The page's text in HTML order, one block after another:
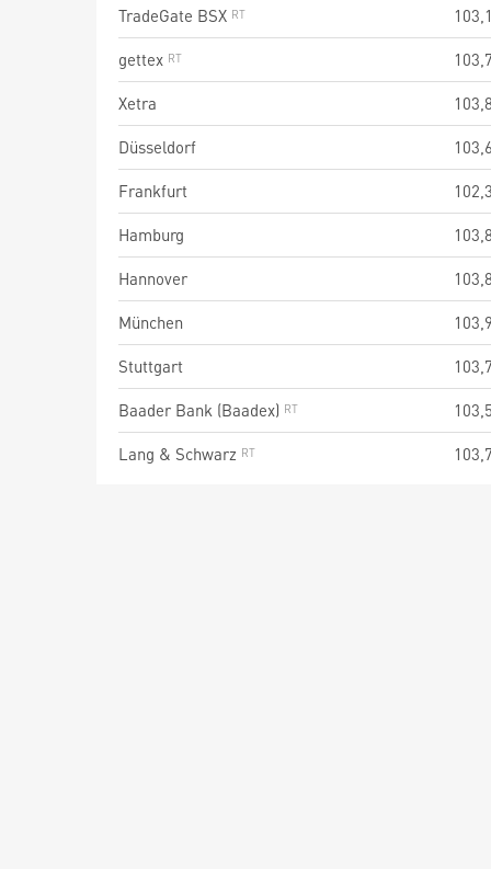
TradeGate BSX
gettex
Xetra
Düsseldorf
Frankfurt
Hamburg
Hannover
München
Stuttgart
Baader Bank (Baadex)
Lang & Schwarz